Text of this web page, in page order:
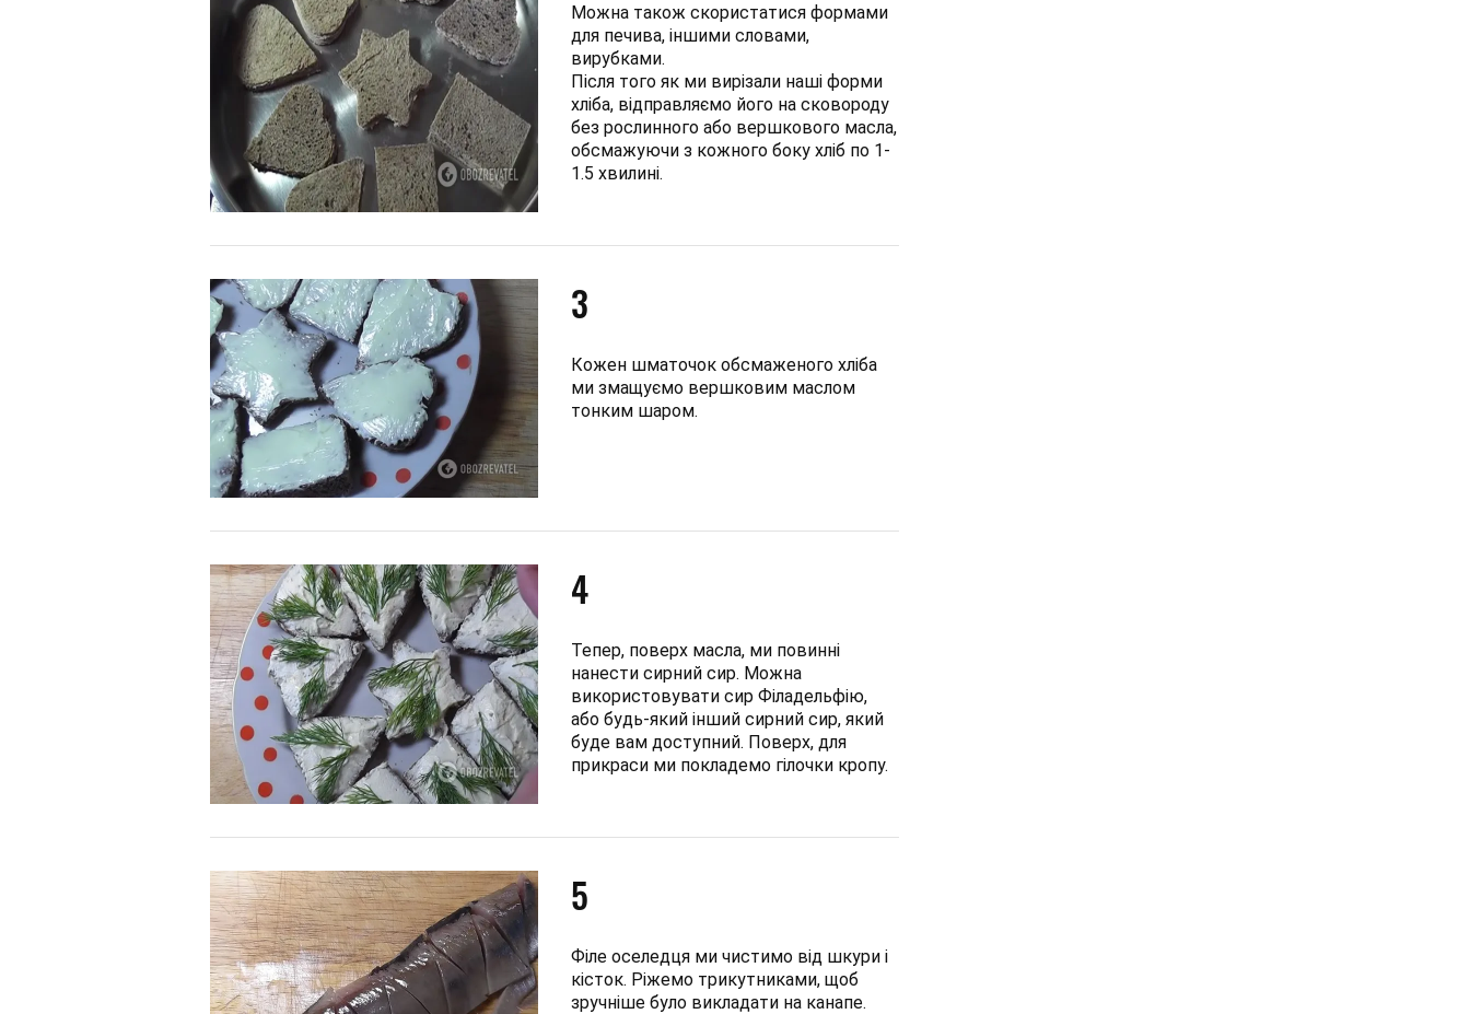
Можна також скористатися формами
для печива, іншими словами,
вирубками.
Після того як ми вирізали наші форми
хліба, відправляємо його на сковороду
без рослинного або вершкового масла,
обсмажуючи з кожного боку хліб по 1-
1.5 хвилині.
3
Кожен шматочок обсмаженого хліба
ми змащуємо вершковим маслом
тонким шаром.
4
Тепер, поверх масла, ми повинні
нанести сирний сир. Можна
використовувати сир Філадельфію,
або будь-який інший сирний сир, який
буде вам доступний. Поверх, для
прикраси ми покладемо гілочки кропу.
5
Філе оселедця ми чистимо від шкури і
кісток. Ріжемо трикутниками, щоб
зручніше було викладати на канапе.